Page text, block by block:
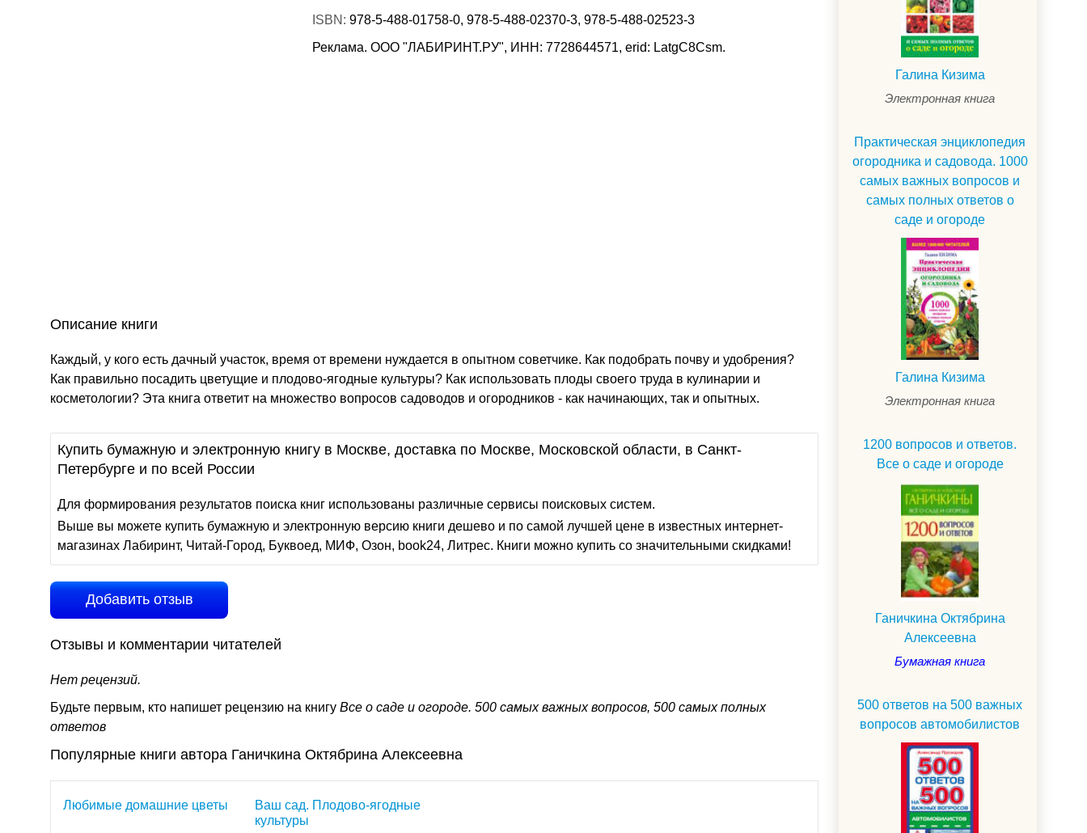
ISBN: 978-5-488-01758-0, 978-5-488-02370-3, 978-5-488-02523-3
Реклама. ООО "ЛАБИРИНТ.РУ", ИНН: 7728644571, erid: LatgC8Csm.
Описание книги
Каждый, у кого есть дачный участок, время от времени нуждается в опытном советчике. Как подобрать почву и удобрения?
Как правильно посадить цветущие и плодово-ягодные культуры? Как использовать плоды своего труда в кулинарии и
косметологии? Эта книга ответит на множество вопросов садоводов и огородников - как начинающих, так и опытных.
Купить бумажную и электронную книгу в Москве, доставка по Москве, Московской области, в Санкт-
Петербурге и по всей России
Для формирования результатов поиска книг использованы различные сервисы поисковых систем.
Выше вы можете купить бумажную и электронную версию книги дешево и по самой лучшей цене в известных интернет-
магазинах Лабиринт, Читай-Город, Буквоед, МИФ, Озон, book24, Литрес. Книги можно купить со значительными скидками!
Добавить отзыв
Отзывы и комментарии читателей
Нет рецензий.
Будьте первым, кто напишет рецензию на книгу Все о саде и огороде. 500 самых важных вопросов, 500 самых полных
ответов
Популярные книги автора Ганичкина Октябрина Алексеевна
Любимые домашние цветы
Ваш сад. Плодово-ягодные
культуры
Галина Кизима
Электронная книга
Практическая энциклопедия
огородника и садовода. 1000
самых важных вопросов и
самых полных ответов о
саде и огороде
Галина Кизима
Электронная книга
1200 вопросов и ответов.
Все о саде и огороде
Ганичкина Октябрина
Алексеевна
Бумажная книга
500 ответов на 500 важных
вопросов автомобилистов